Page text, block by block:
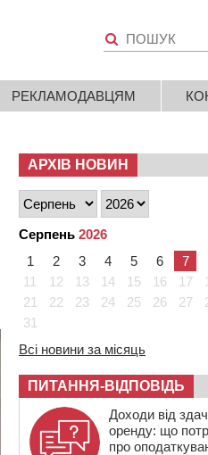
РЕКЛАМОДАВЦЯМ
АРХІВ НОВИН
Серпень 2026
1
2 3 4 5 6 7
11
12 13 14 15 16 17
21
22 23 24 25 26 27
31
Всі новини за місяць
ПИТАННЯ-ВІДПОВІДЬ
Доходи від
оренду: що
про